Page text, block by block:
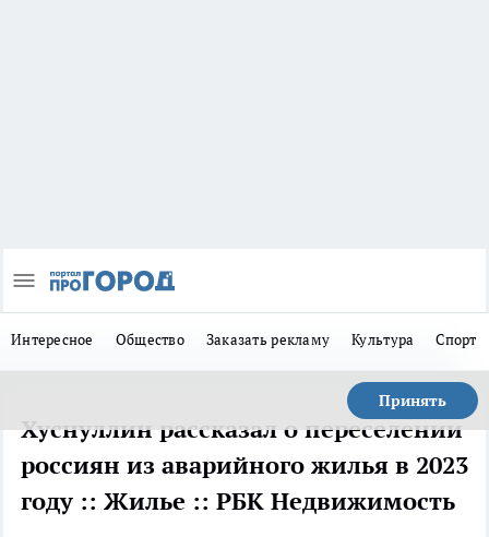
Интересное Общество Заказать рекламу Культура Спорт
Принять
Хуснуллин рассказал о переселении
россиян из аварийного жилья в 2023
году :: Жилье :: РБК Недвижимость